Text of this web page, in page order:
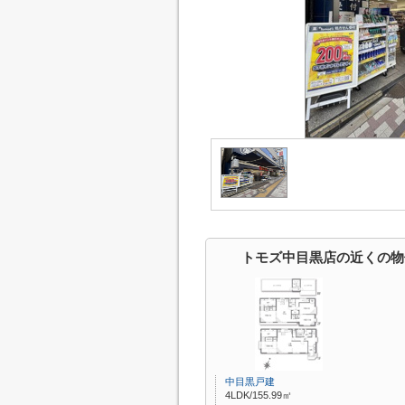
トモズ中目黒店の近くの
中目黒戸建
4LDK/155.99㎡